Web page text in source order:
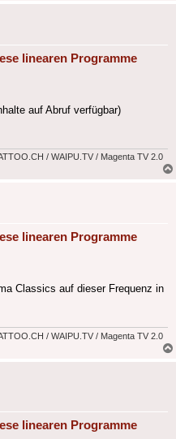
linearen Programme
auf Abruf verfügbar)
/ WAIPU.TV / Magenta TV 2.0
linearen Programme
Classics auf dieser Frequenz in
/ WAIPU.TV / Magenta TV 2.0
linearen Programme